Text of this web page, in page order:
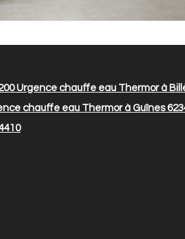
Urgence chauffe eau Thermor à
chauffe eau Thermor à Guînes